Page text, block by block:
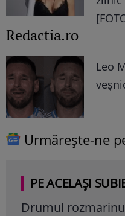
Redactia.ro
Leo
Urmărește-ne
PE ACELAȘI
Drumul